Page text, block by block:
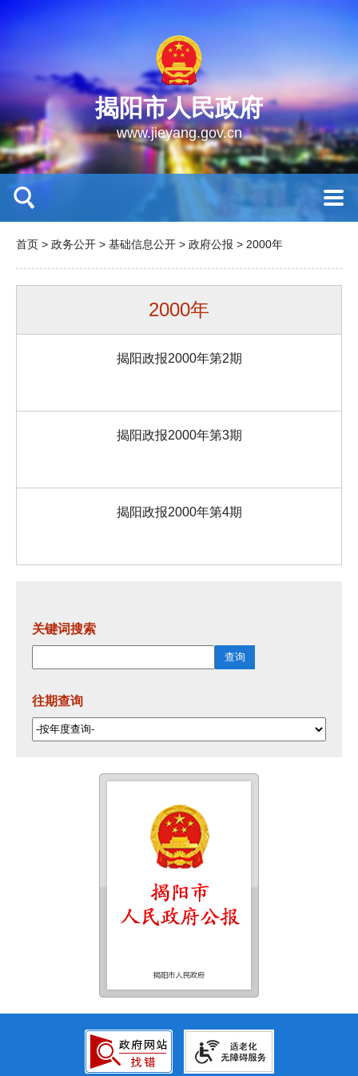
揭阳市人民政府
www.jieyang.gov.cn
首页 > 政务公开 > 基础信息公开 > 政府公报 > 2000年
2000年
揭阳政报2000年第2期
揭阳政报2000年第3期
揭阳政报2000年第4期
关键词搜索
往期查询